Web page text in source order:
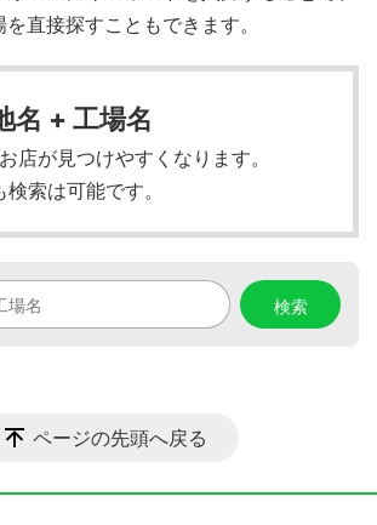
直接探すこともできます。
名 + 工場名
店が見つけやすくなります。
索は可能です。
ページの先頭へ戻る